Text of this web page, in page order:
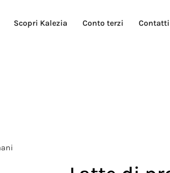
Scopri Kalezia Conto terzi Contatti